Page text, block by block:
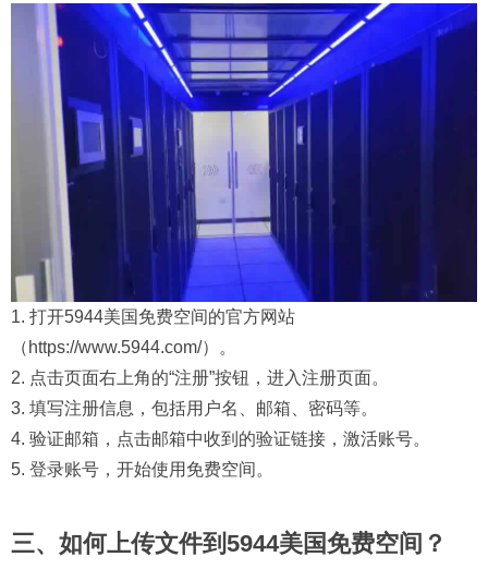
1. 打开5944美国免费空间的官方网站
（https://www.5944.com/）。
2. 点击页面右上角的“注册”按钮，进入注册页面。
3. 填写注册信息，包括用户名、邮箱、密码等。
4. 验证邮箱，点击邮箱中收到的验证链接，激活账号。
5. 登录账号，开始使用免费空间。
三、如何上传文件到5944美国免费空间？